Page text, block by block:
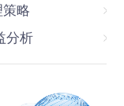
略
分析